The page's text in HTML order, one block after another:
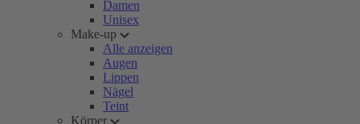
Damen
Unisex
Make-up
Alle anzeigen
Augen
Lippen
Nägel
Teint
Körper